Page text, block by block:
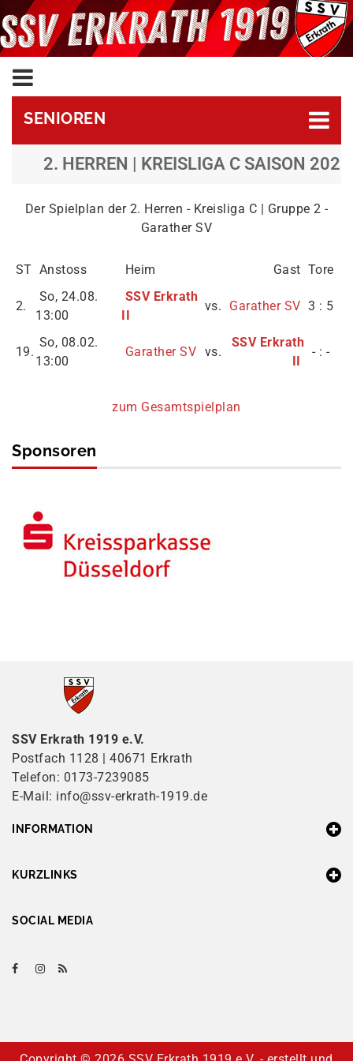
SENIOREN
2. HERREN | KREISLIGA C SAISON
Der Spielplan der 2. Herren - Kreisliga C | Gruppe 2 -
Garather SV
ST Anstoss Heim Gast Tore
2.
So, 24.08.
13:00
SSV Erkrath
II
vs. Garather SV 3 : 5
19.
So, 08.02.
13:00
Garather SV vs.
SSV Erkrath
II
- : -
zum Gesamtspielplan
Sponsoren
SSV Erkrath 1919 e.V.
Postfach 1128 | 40671 Erkrath
Telefon: 0173-7239085
E-Mail: info@ssv-erkrath-1919.de
INFORMATION
KURZLINKS
SOCIAL MEDIA